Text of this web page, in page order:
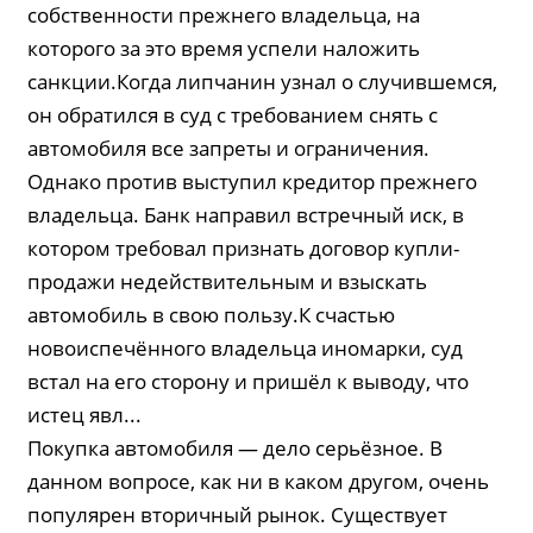
собственности прежнего владельца, на
которого за это время успели наложить
санкции.Когда липчанин узнал о случившемся,
он обратился в суд с требованием снять с
автомобиля все запреты и ограничения.
Однако против выступил кредитор прежнего
владельца. Банк направил встречный иск, в
котором требовал признать договор купли-
продажи недействительным и взыскать
автомобиль в свою пользу.К счастью
новоиспечённого владельца иномарки, суд
встал на его сторону и пришёл к выводу, что
истец явл...
Покупка автомобиля — дело серьёзное. В
данном вопросе, как ни в каком другом, очень
популярен вторичный рынок. Существует